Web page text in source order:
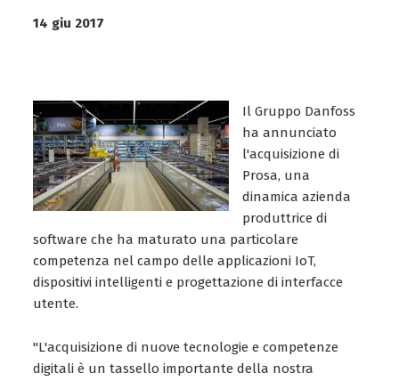
14 giu 2017
Il Gruppo Danfoss
ha annunciato
l'acquisizione di
Prosa, una
dinamica azienda
produttrice di
software che ha maturato una particolare
competenza nel campo delle applicazioni IoT,
dispositivi intelligenti e progettazione di interfacce
utente.
"L'acquisizione di nuove tecnologie e competenze
digitali è un tassello importante della nostra